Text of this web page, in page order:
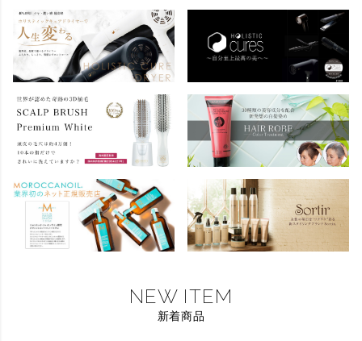
NEW ITEM
新着商品